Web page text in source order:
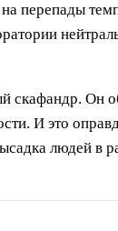
перепады
скафандр.
И это
людей